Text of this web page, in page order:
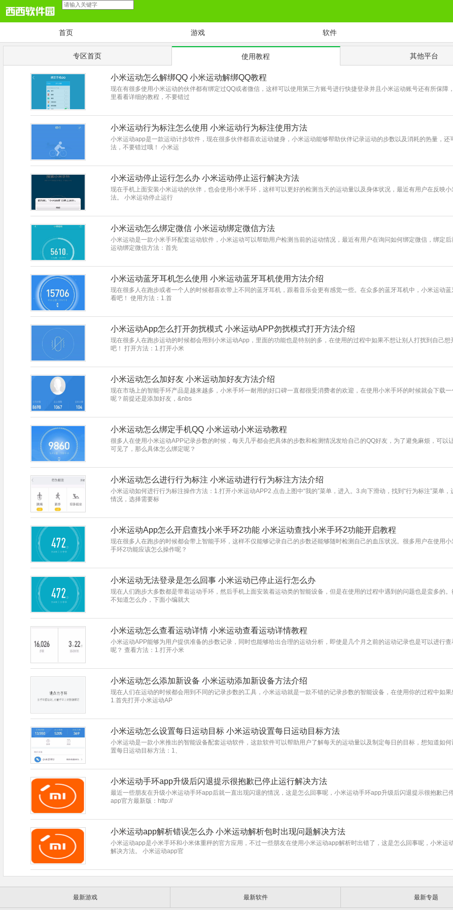
首页 游戏 软件
专区首页 使用教程 其他平台
小米运动怎么解绑QQ 小米运动解绑QQ教程
现在有很多使用小米运动的伙伴都有绑定过QQ或者微信，这样可以使用第三方账号进行快捷登录并且小米运动账号还有所保
里看看详细的教程，不要错过
小米运动行为标注怎么使用 小米运动行为标注使用方法
小米运动app是一款运动计步软件，现在很多伙伴都喜欢运动健身，小米运动能够帮助伙伴记录运动的步数以及消耗的热量，
法，不要错过哦！ 小米运
小米运动停止运行怎么办 小米运动停止运行解决方法
现在手机上面安装小米运动的伙伴，也会使用小米手环，这样可以更好的检测当天的运动量以及身体状况，最近有用户在反映
法。 小米运动停止运行
小米运动怎么绑定微信 小米运动绑定微信方法
小米运动是一款小米手环配套运动软件，小米运动可以帮助用户检测当前的运动情况，最近有用户在询问如何绑定微信，绑定
运动绑定微信方法：首先
小米运动蓝牙耳机怎么使用 小米运动蓝牙耳机使用方法介绍
现在很多人在跑步或者一个人的时候都喜欢带上不同的蓝牙耳机，跟着音乐会更有感觉一些。在众多的蓝牙耳机中，小米运动
看吧！ 使用方法：1.首
小米运动App怎么打开勿扰模式 小米运动APP勿扰模式打开方法介绍
现在很多人在跑步运动的时候都会用到小米运动App，里面的功能也是特别的多，在使用的过程中如果不想让别人打扰到自己
吧！ 打开方法：1.打开小米
小米运动怎么加好友 小米运动加好友方法介绍
现在市场上的智能手环产品是越来越多，小米手环一耐用的好口碑一直都很受消费者的欢迎，在使用小米手环的时候就会下载
呢？前提还是添加好友，&nbs
小米运动怎么绑定手机QQ 小米运动小米运动教程
很多人在使用小米运动APP记录步数的时候，每天几乎都会把具体的步数和检测情况发给自己的QQ好友，为了避免麻烦，可
可见了，那么具体怎么绑定呢？
小米运动怎么进行行为标注 小米运动进行行为标注方法介绍
小米运动如何进行行为标注操作方法：1.打开小米运动APP2.点击上图中“我的”菜单，进入。3.向下滑动，找到“行为标注”菜单
情况，选择需要标
小米运动App怎么开启查找小米手环2功能 小米运动查找小米手环2功能开启教程
现在很多人在跑步的时候都会带上智能手环，这样不仅能够记录自己的步数还能够随时检测自己的血压状况。很多用户在使用
手环2功能应该怎么操作呢？
小米运动无法登录是怎么回事 小米运动已停止运行怎么办
现在人们跑步大多数都是带着运动手环，然后手机上面安装着运动类的智能设备，但是在使用的过程中遇到的问题也是蛮多的
不知道怎么办，下面小编就大
小米运动怎么查看运动详情 小米运动查看运动详情教程
小米运动APP能够为用户提供准备的步数记录，同时也能够给出合理的运动分析，即使是几个月之前的运动记录也是可以进行
呢？ 查看方法：1.打开小米
小米运动怎么添加新设备 小米运动添加新设备方法介绍
现在人们在运动的时候都会用到不同的记录步数的工具，小米运动就是一款不错的记录步数的智能设备，在使用你的过程中如
1.首先打开小米运动AP
小米运动怎么设置每日运动目标 小米运动设置每日运动目标方法
小米运动是一款小米推出的智能设备配套运动软件，这款软件可以帮助用户了解每天的运动量以及制定每日的目标，想知道如
置每日运动目标方法：1、
小米运动手环app升级后闪退提示很抱歉已停止运行解决方法
最近一些朋友在升级小米运动手环app后就一直出现闪退的情况，这是怎么回事呢，小米运动手环app升级后闪退提示很抱歉
app官方最新版：http://
小米运动app解析错误怎么办 小米运动解析包时出现问题解决方法
小米运动app是小米手环和小米体重秤的官方应用，不过一些朋友在使用小米运动app解析时出错了，这是怎么回事呢，小米
解决方法。 小米运动app官
最新游戏 最新软件 最新专题